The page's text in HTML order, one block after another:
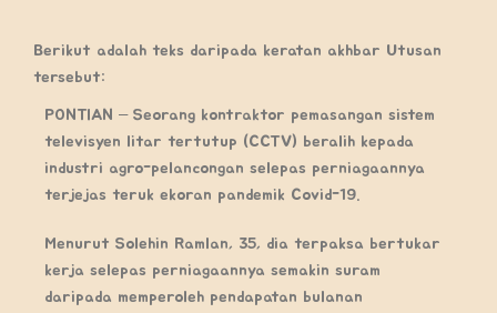
Berikut adalah teks daripada keratan akhbar Utusan
tersebut:
PONTIAN – Seorang kontraktor pemasangan sistem
televisyen litar tertutup (CCTV) beralih kepada
industri agro-pelancongan selepas perniagaannya
terjejas teruk ekoran pandemik Covid-19.
Menurut Solehin Ramlan, 35, dia terpaksa bertukar
kerja selepas perniagaannya semakin suram
daripada memperoleh pendapatan bulanan